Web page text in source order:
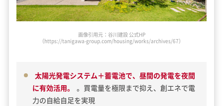
画像引用元：谷川建設 公式HP
（https://tanigawa-group.com/housing/works/archives/67）
太陽光発電システム＋蓄電池で、昼間の発電を夜間
に有効活用。
。買電量を極限まで抑え、創エネで電
力の自給自足を実現